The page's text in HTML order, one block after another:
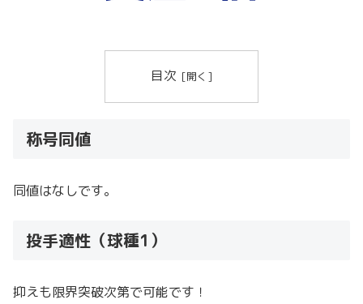
目次
称号同値
同値はなしです。
投手適性（球種1）
抑えも限界突破次第で可能です！